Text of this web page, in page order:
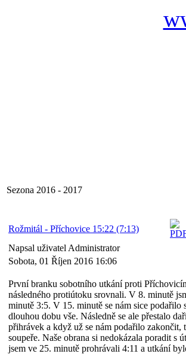
Sezona 2016 - 2017
Rožmitál - Příchovice 15:22 (7:13)
Napsal uživatel Administrator
Sobota, 01 Říjen 2016 16:06
První branku sobotního utkání proti
následného protiútoku srovnali. V 8. minutě
minutě 3:5. V 15. minutě se nám sice podařilo
dlouhou dobu vše. Následně se ale přestalo
přihrávek a když už se nám podařilo
soupeře. Naše obrana si nedokázala poradit
jsem ve 25. minutě prohrávali 4:11 a utkání